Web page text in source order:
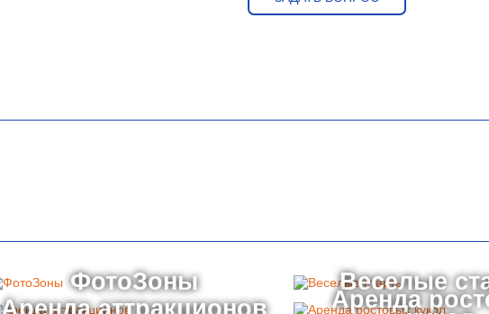
ФотоЗоны Веселые
Аренда аттракционов Аренда